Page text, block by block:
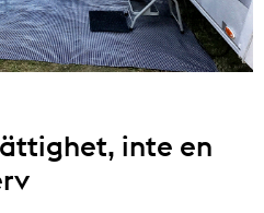
inte en